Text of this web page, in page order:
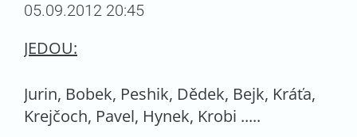
05.09.2012 20:45
JEDOU:
Jurin, Bobek, Peshik, Dědek, Bejk, Kráťa,
Krejčoch, Pavel, Hynek, Krobi .....